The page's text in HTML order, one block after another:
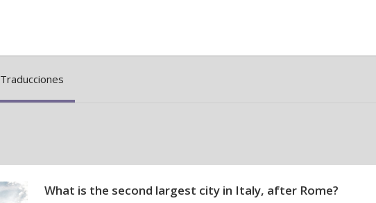
Traducciones
What is the second largest city in Italy, after Rome?